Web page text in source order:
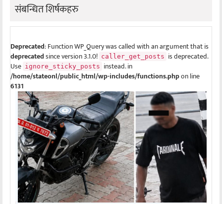
संबन्धित शिर्षकहरु
Deprecated: Function WP_Query was called with an argument that is
deprecatedsince version 3.1.0! caller_get_posts is deprecated.
Use ignore_sticky_posts instead. in
/home/stateonl/public_html/wp-includes/functions.phpon line
6131